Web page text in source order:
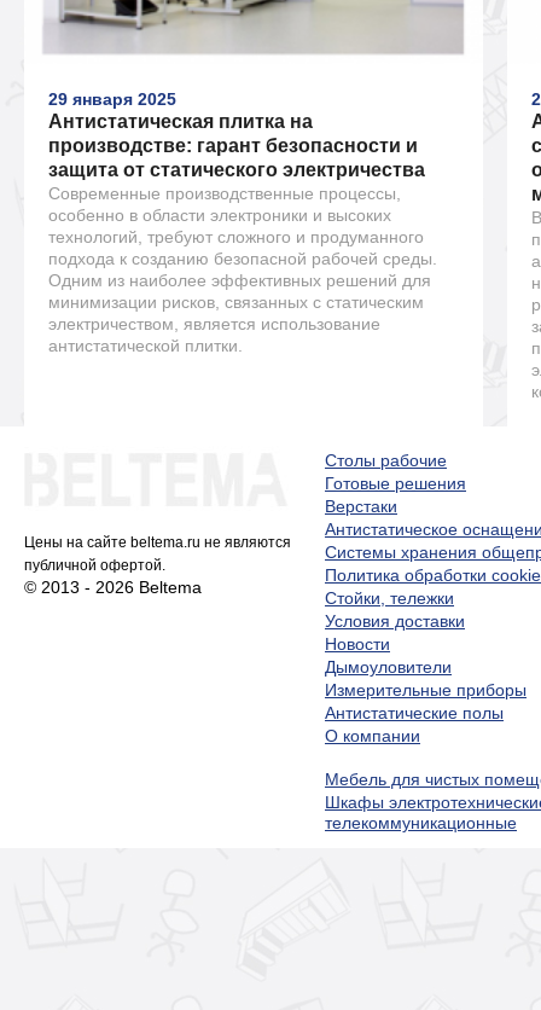
29 января 2025
Антистатическая плитка на
производстве: гарант безопасности и
защита от статического электричества
Современные производственные процессы,
особенно в области электроники и высоких
технологий, требуют сложного и продуманного
подхода к созданию безопасной рабочей среды.
Одним из наиболее эффективных решений для
минимизации рисков, связанных с статическим
электричеством, является использование
антистатической плитки.
Цены на сайте beltema.ru не являются
публичной офертой.
© 2013 - 2026 Beltema
Столы рабочие
Готовые решения
Верстаки
Антистатическое
Системы хранения
Политика обработки cookie
Стойки, тележки
Условия доставки
Новости
Дымоуловители
Измерительные приборы
Антистатические полы
О компании
Мебель для чистых
Шкафы
телекоммуникационные